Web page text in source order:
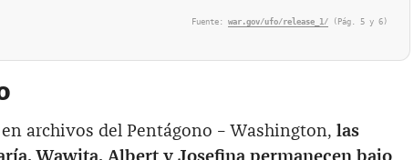
Fuente: war.gov/ufo/release_1/ (Pág. 5 y 6)
archivos del Pentágono – Washington, las